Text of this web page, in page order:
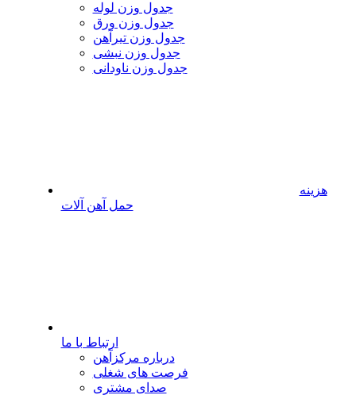
جدول وزن لوله
جدول وزن ورق
جدول وزن تیرآهن
جدول وزن نبشی
جدول وزن ناودانی
هزینه
حمل آهن آلات
ارتباط با ما
درباره مرکزآهن
فرصت های شغلی
صدای مشتری